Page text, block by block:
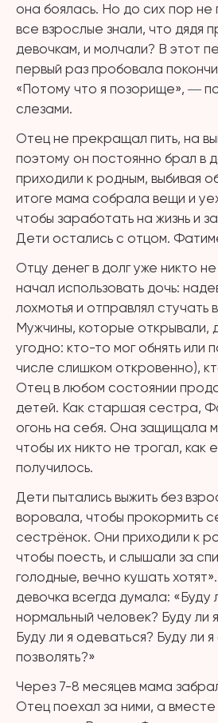
она боялась. Но до сих пор не
все взрослые знали, что дядя
девочкам, и молчали? В этот
первый раз пробовала
«Потому что я позорище», ―
слезами.
Отец не прекращал пить, на
поэтому он постоянно брал в
приходили к родным, выбивая
итоге мама собрала вещи и
чтобы заработать на жизнь и
Дети остались с отцом.
Отцу денег в долг уже никто
начал использовать дочь:
лохмотья и отправлял стучать
Мужчины, которые открывали,
угодно: кто-то мог обнять или
числе слишком откровенно),
Отец в любом состоянии
детей. Как старшая сестра,
огонь на себя. Она защищала
чтобы их никто не трогал, как
получилось.
Дети пытались выжить без
воровала, чтобы прокормить
сестрёнок. Они приходили к
чтобы поесть, и слышали за
голодные, вечно кушать
девочка всегда думала: «Буду
нормальный человек? Буду ли
Буду ли я одеваться? Буду ли
позволять?»
Через 7-8 месяцев мама
Отец поехал за ними, а вместе